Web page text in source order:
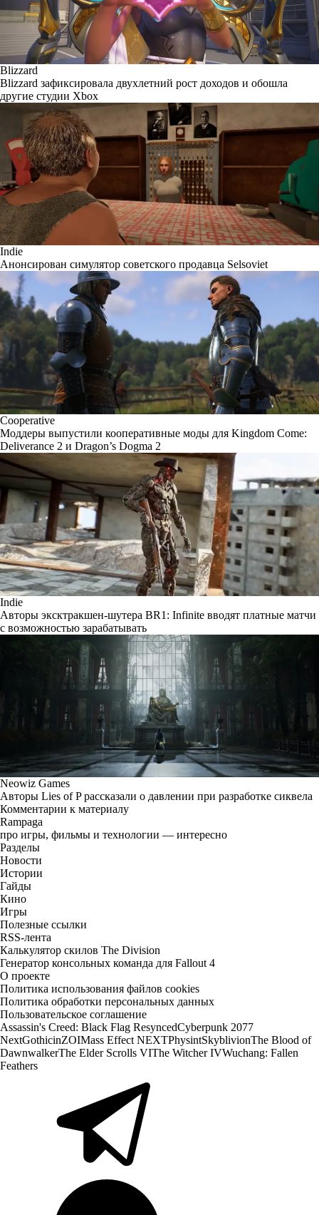
Blizzard
Blizzard зафиксировала двухлетний рост доходов и обошла
другие студии Xbox
Indie
Анонсирован симулятор советского продавца Selsoviet
Cooperative
Моддеры выпустили кооперативные моды для Kingdom Come:
Deliverance 2 и Dragon’s Dogma 2
Indie
Авторы эксктракшен-шутера BR1: Infinite вводят платные матчи
с возможностью зарабатывать
Neowiz Games
Авторы Lies of P рассказали о давлении при разработке сиквела
Комментарии к материалу
Rampaga
про игры, фильмы и технологии — интересно
Разделы
Новости
Истории
Гайды
Кино
Игры
Полезные ссылки
RSS-лента
Калькулятор скилов The Division
Генератор консольных команда для Fallout 4
О проекте
Политика использования файлов cookies
Политика обработки персональных данных
Пользовательское соглашение
Assassin's Creed: Black Flag ResyncedCyberpunk 2077
NextGothicinZOIMass Effect NEXTPhysintSkyblivionThe Blood of
DawnwalkerThe Elder Scrolls VIThe Witcher IVWuchang: Fallen
Feathers